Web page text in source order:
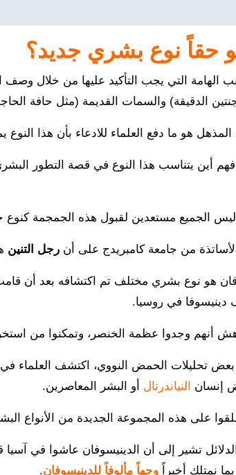
حقاً نوع بشري جديد؟
الهامة التي يجب التأكيد عليها من خلال
الدقيقة) والسمات القديمة (مثل حافة
المذهل هو ما دفع العلماء للادعاء بأن هذا
أين يتناسب هذا النوع في قصة التطور البشري،
الجميع مستعدين لقبول هذه الجمجمة كنوع
من جامعة كامبريدج على أنرجل التنين
هو نوع بشري مختلف تم اكتشافه بعد أن
في روسيا.
أنهم وجدوا عظمة الخنصر، وتمكنوا من
بعض تحليلات الحمض النووي، اكتشف العلماء
إنسان
النياندرتال أو البشر المعاصرين.
على هذه المجموعة الجديدة من الأنواع
تشير إلى أن الدينيسوفان عاشوا في
نمتلك أخيراًوجهاً مألوفاً للدينيسوفان.